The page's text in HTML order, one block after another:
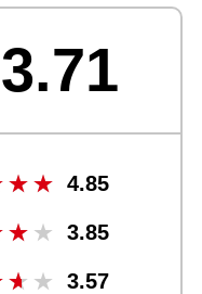
3.71
4.85
3.85
3.57